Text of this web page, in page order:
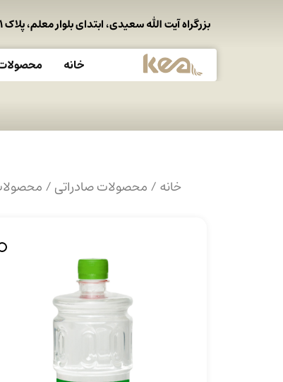
بزرگراه آیت الله سعیدی، ابتدای بلوار معلم، پلاک ۱، طبقه ۴
خانه
خانه/محصولات صادراتی/